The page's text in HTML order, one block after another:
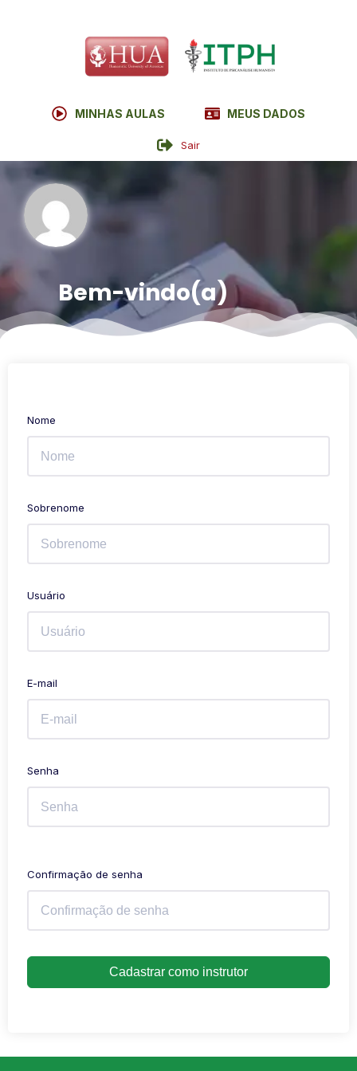
MINHAS AULAS MEUS DADOS
Sair
Bem-vindo(a)
Nome
Sobrenome
Usuário
E-mail
Senha
Confirmação de senha
Cadastrar como instrutor